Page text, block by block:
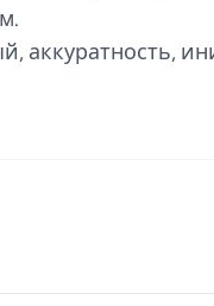
аккуратность,